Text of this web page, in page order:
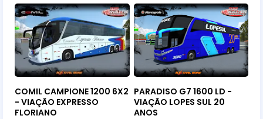
COMIL CAMPIONE 1200 6X2
- VIAÇÃO EXPRESSO
FLORIANO
PARADISO G7 1600 LD -
VIAÇÃO LOPES SUL 20
ANOS